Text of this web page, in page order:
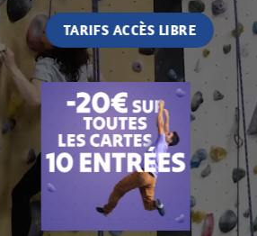
TARIFS ACCÈS LIBRE